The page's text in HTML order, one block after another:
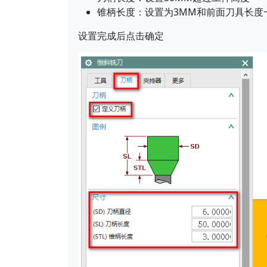
锥柄长度：设置为3MM和前面刀具长度
设置完成后点击确定